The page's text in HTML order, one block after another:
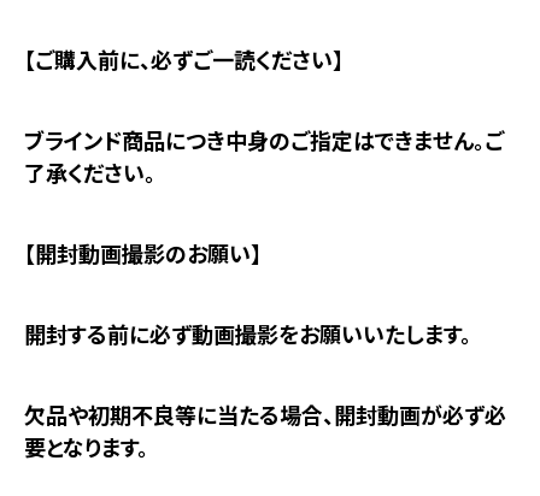
【ご購入前に、必ずご一読ください】
ブラインド商品につき中身のご指定はできません。ご
了承ください。
【開封動画撮影のお願い】
開封する前に必ず動画撮影をお願いいたします。
欠品や初期不良等に当たる場合、開封動画が必ず必
要となります。